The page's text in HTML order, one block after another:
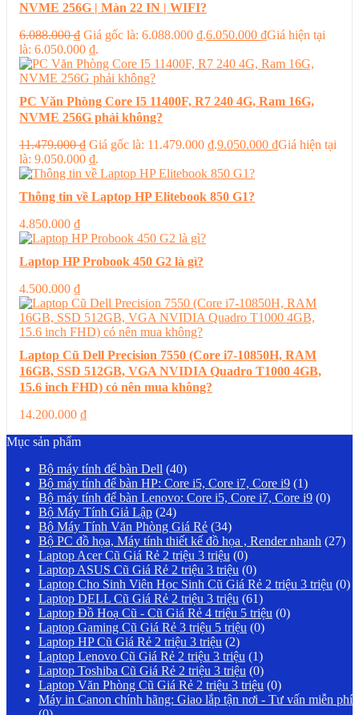
NVME 256G | Màn 22 IN | WIFI?
6.088.000₫ Giá gốc là: 6.088.000 ₫.6.050.000 ₫Giá hiện tại
là: 6.050.000 ₫.
PC Văn Phòng Core I5 11400F, R7 240 4G, Ram 16G,
NVME 256G phải không?
11.479.000₫ Giá gốc là: 11.479.000 ₫.9.050.000 ₫Giá hiện tại
là: 9.050.000 ₫.
Thông tin về Laptop HP Elitebook 850 G1?
4.850.000 ₫
Laptop HP Probook 450 G2 là gì?
4.500.000 ₫
Laptop Cũ Dell Precision 7550 (Core i7-10850H, RAM
16GB, SSD 512GB, VGA NVIDIA Quadro T1000 4GB,
15.6 inch FHD) có nên mua không?
14.200.000 ₫
Mục sản phẩm
Bộ máy tính để bàn Dell (40)
Bộ máy tính để bàn HP: Core i5, Core i7, Core i9 (1)
Bộ máy tính để bàn Lenovo: Core i5, Core i7, Core i9 (0)
Bộ Máy Tính Giả Lập (24)
Bộ Máy Tính Văn Phòng Giá Rẻ (34)
Bộ PC đồ họa, Máy tính thiết kế đồ họa , Render nhanh (27)
Laptop Acer Cũ Giá Rẻ 2 triệu 3 triệu (0)
Laptop ASUS Cũ Giá Rẻ 2 triệu 3 triệu (0)
Laptop Cho Sinh Viên Học Sinh Cũ Giá Rẻ 2 triệu 3 triệu (0)
Laptop DELL Cũ Giá Rẻ 2 triệu 3 triệu (61)
Laptop Đồ Hoạ Cũ - Cũ Giá Rẻ 4 triệu 5 triệu (0)
Laptop Gaming Cũ Giá Rẻ 3 triệu 5 triệu (0)
Laptop HP Cũ Giá Rẻ 2 triệu 3 triệu (2)
Laptop Lenovo Cũ Giá Rẻ 2 triệu 3 triệu (1)
Laptop Toshiba Cũ Giá Rẻ 2 triệu 3 triệu (0)
Laptop Văn Phòng Cũ Giá Rẻ 2 triệu 3 triệu (0)
Máy in Canon chính hãng: Giao lắp tận nơi - Tư vấn miễn phí